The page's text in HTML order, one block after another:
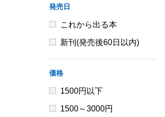
発売日
これから出る本
新刊(発売後60日以内)
価格
1500円以下
1500～3000円